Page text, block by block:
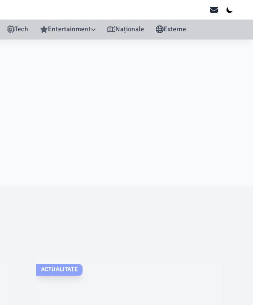
Tech Entertainment Naționale Externe
ACTUALITATE